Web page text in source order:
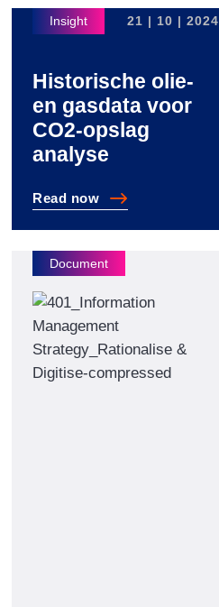
21 | 10 | 2024
Historische olie-
en gasdata voor
CO2-opslag
analyse
Read now